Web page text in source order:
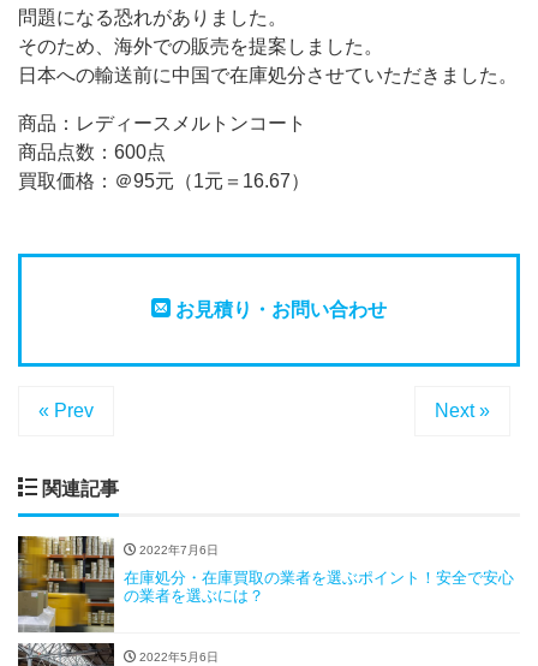
問題になる恐れがありました。
そのため、海外での販売を提案しました。
日本への輸送前に中国で在庫処分させていただきました。
商品：レディースメルトンコート
商品点数：600点
買取価格：＠95元（1元＝16.67）
お見積り・お問い合わせ
« Prev Next »
関連記事
2022年7月6日
在庫処分・在庫買取の業者を選ぶポイント！安全で安心
の業者を選ぶには？
2022年5月6日